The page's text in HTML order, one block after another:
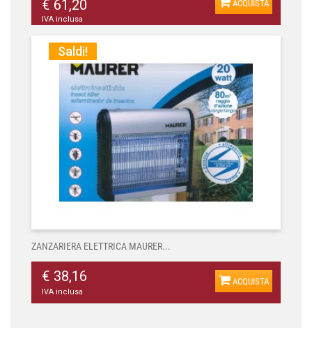
€ 61,20
IVA inclusa
ACQUISTA
Saldi!
ZANZARIERA ELETTRICA MAURER...
€ 38,16
IVA inclusa
ACQUISTA